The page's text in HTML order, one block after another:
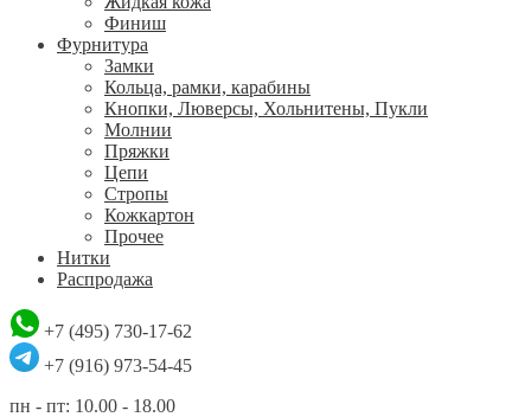
Финиш
Фурнитура
Замки
Кольца, рамки, карабины
Кнопки, Люверсы, Хольнитены, Пукли
Молнии
Пряжки
Цепи
Стропы
Кожкартон
Прочее
Нитки
Распродажа
+7 (495) 730-17-62
+7 (916) 973-54-45
пн - пт: 10.00 - 18.00